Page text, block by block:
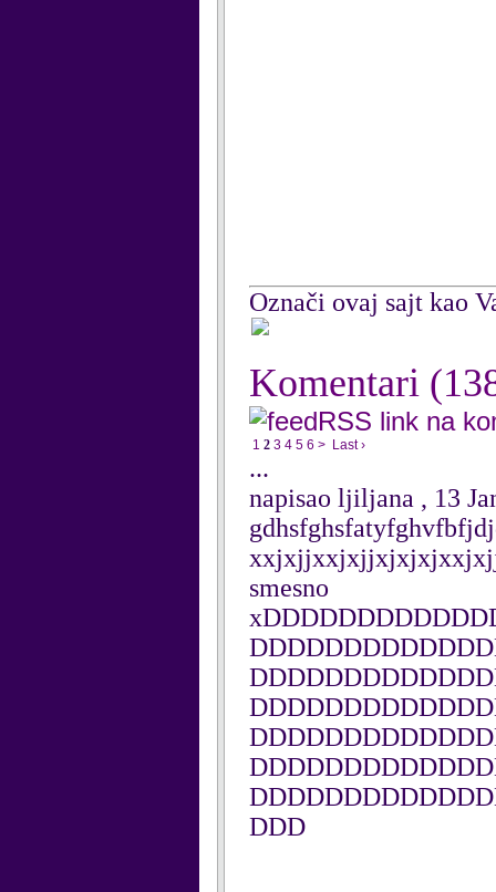
Označi ovaj sajt kao
Komentari
RSS link na
1 2 3 4 5 6 > Last ›
...
napisao ljiljana , 13
smesno
DDD